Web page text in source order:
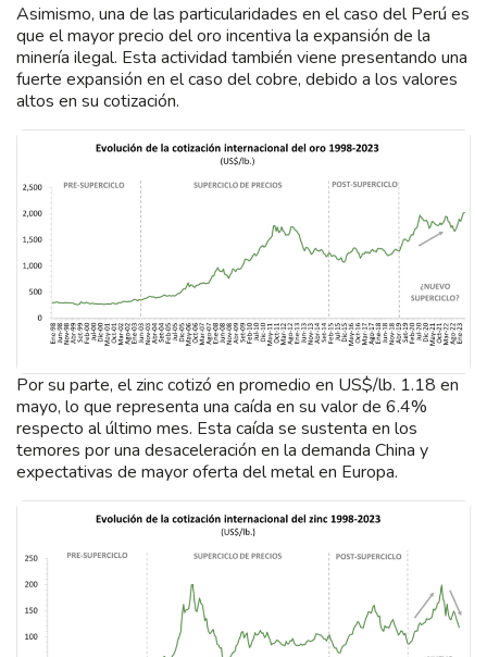
Asimismo, una de las particularidades en el caso del Perú es
que el mayor precio del oro incentiva la expansión de la
minería ilegal. Esta actividad también viene presentando una
fuerte expansión en el caso del cobre, debido a los valores
altos en su cotización.
Por su parte, el zinc cotizó en promedio en US$/lb. 1.18 en
mayo, lo que representa una caída en su valor de 6.4%
respecto al último mes. Esta caída se sustenta en los
temores por una desaceleración en la demanda China y
expectativas de mayor oferta del metal en Europa.